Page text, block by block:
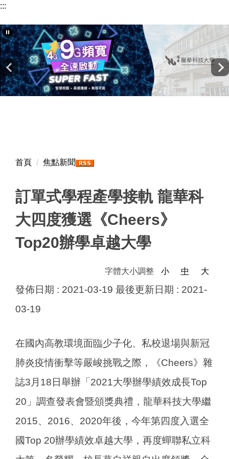
跳
主
要
內
容
區
:::
首頁 焦點新聞
訂單式學程產學接軌 龍華科
大四度獲選《Cheers》
Top20辦學卓越大學
字體大小調整 小 中 大
發佈日期 : 2021-03-19 最後更新日期 : 2021-
03-19
在國內高教環境面臨少子化、私校退場與新冠
肺炎疫情衝擊等嚴峻挑戰之際，《Cheers》雜
誌3月18日舉辦「2021大學辦學績效成長Top
20」調查發表會暨頒獎典禮，龍華科技大學繼
2015、2016、2020年後，今年第四度入選全
國Top 20辦學績效卓越大學，再度蟬聯私立科